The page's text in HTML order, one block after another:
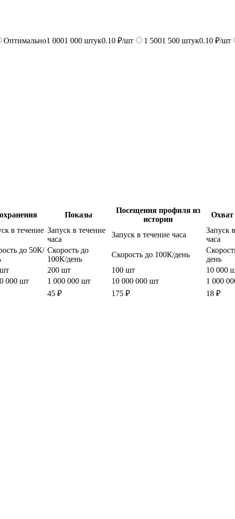
Оптимально1 0001 000 штук0.10 ₽/шт 1 5001 500 штук0.10 ₽/шт
Показы
Посещения профиля из
истории
Охват
в течение Запуск в течение
часа
Запуск в течение часа
Запуск
часа
до 50К/ Скорость до
100К/день
Скорость до 100К/день
день
200 шт 100 шт 10 000
000 шт 1 000 000 шт 10 000 000 шт 1 000
45 ₽ 175 ₽ 18 ₽